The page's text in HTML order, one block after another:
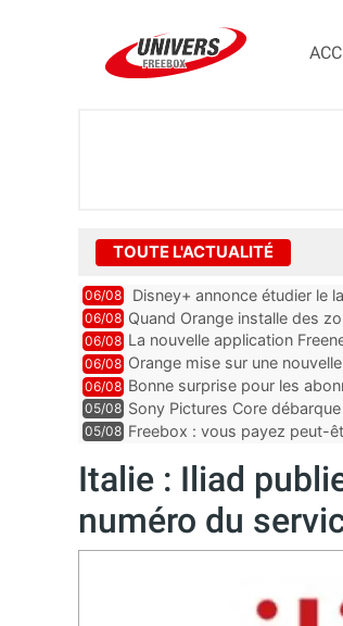
TOUTE L'ACTUALITÉ
06/08 Disney+ annonce étudier le
06/08 Quand Orange installe des
06/08 La nouvelle application
abonnés Freebox, testez la
06/08 Orange mise sur une
06/08 Bonne surprise pour les
inclus
05/08 Sony Pictures Core
05/08 Freebox : vous payez peut-
Italie : Iliad
numéro du